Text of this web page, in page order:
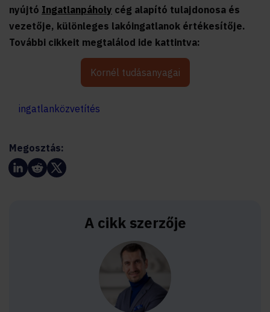
nyújtó Ingatlanpáholy cég alapító tulajdonosa és
vezetője, különleges lakóingatlanok értékesítője.
További cikkeit megtalálod ide kattintva:
Kornél tudásanyagai
ingatlanközvetítés
Megosztás:
A cikk szerzője